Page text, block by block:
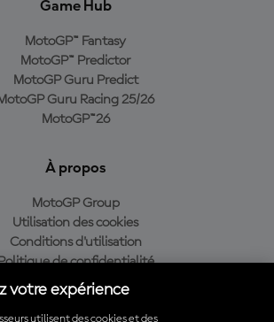
Game Hub
MotoGP™ Fantasy
MotoGP™ Predictor
MotoGP Guru Predict
Guru Racing 25/26
MotoGP™26
À propos
MotoGP Group
Utilisation des cookies
Conditions d'utilisation
de confidentialité
Politique d’achat
votre expérience
utilisent des cookies et des